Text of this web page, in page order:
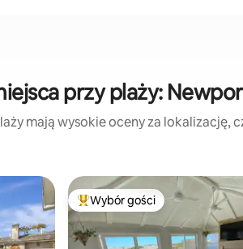
przy plaży:
mają wysokie oceny za lokalizację,
Najpopularniejsze z kategorii
Wybór gości